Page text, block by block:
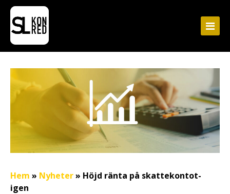
Hem » Nyheter» Höjd ränta på skattekontot-
igen